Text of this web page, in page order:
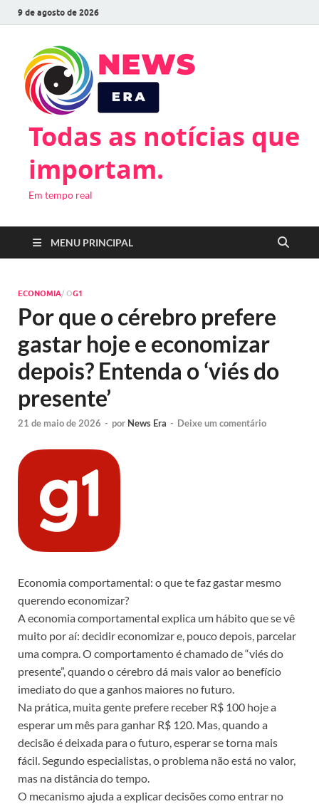
9 de agosto de 2026
Todas as notícias que
importam.
Em tempo real
MENU PRINCIPAL
ECONOMIA/ OG1
Por que o cérebro prefere
gastar hoje e economizar
depois? Entenda o ‘viés do
presente’
21 de maio de 2026 - por News Era - Deixe um comentário
Economia comportamental: o que te faz gastar mesmo
querendo economizar?
A economia comportamental explica um hábito que se vê
muito por aí: decidir economizar e, pouco depois, parcelar
uma compra. O comportamento é chamado de “viés do
presente”, quando o cérebro dá mais valor ao benefício
imediato do que a ganhos maiores no futuro.
Na prática, muita gente prefere receber R$ 100 hoje a
esperar um mês para ganhar R$ 120. Mas, quando a
decisão é deixada para o futuro, esperar se torna mais
fácil. Segundo especialistas, o problema não está no valor,
mas na distância do tempo.
O mecanismo ajuda a explicar decisões como entrar no